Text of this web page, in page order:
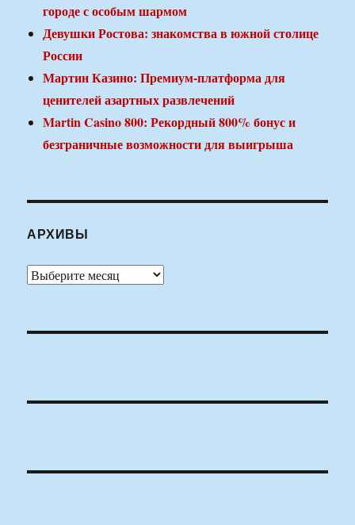
городе с особым шармом
Девушки Ростова: знакомства в южной столице
России
Мартин Казино: Премиум-платформа для
ценителей азартных развлечений
Martin Casino 800: Рекордный 800% бонус и
безграничные возможности для выигрыша
АРХИВЫ
Архивы